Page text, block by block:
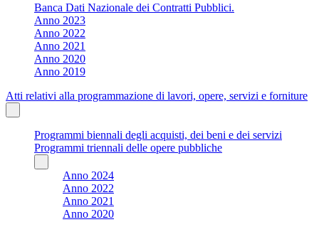
Banca Dati Nazionale dei Contratti Pubblici.
Anno 2023
Anno 2022
Anno 2021
Anno 2020
Anno 2019
Atti relativi alla programmazione di lavori, opere, servizi e forniture
Programmi biennali degli acquisti, dei beni e dei servizi
Programmi triennali delle opere pubbliche
Anno 2024
Anno 2022
Anno 2021
Anno 2020